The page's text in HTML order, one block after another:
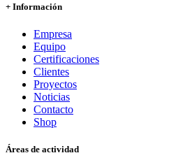
+ Información
Empresa
Equipo
Certificaciones
Clientes
Proyectos
Noticias
Contacto
Shop
Áreas de actividad